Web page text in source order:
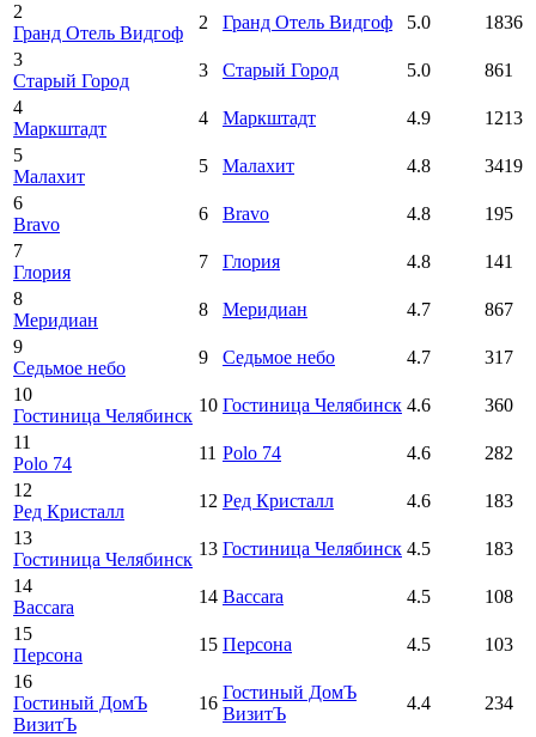
2
Гранд Отель Видгоф
2 Гранд Отель Видгоф 5.0
1836
3
Старый Город
3 Старый Город 5.0
861
4
Маркштадт
4 Маркштадт 4.9
1213
5
Малахит
5 Малахит 4.8
3419
6
Bravo
6 Bravo 4.8
195
7
Глория
7 Глория 4.8
141
8
Меридиан
8 Меридиан 4.7
867
9
Седьмое небо
9 Седьмое небо 4.7
317
10
Гостиница Челябинск
10 Гостиница Челябинск 4.6
360
11
Polo 74
11 Polo 74 4.6
282
12
Ред Кристалл
12 Ред Кристалл 4.6
183
13
Гостиница Челябинск
13 Гостиница Челябинск 4.5
183
14
Baccara
14 Baccara 4.5
108
15
Персона
15 Персона 4.5
103
16
Гостиный ДомЪ
ВизитЪ
16
Гостиный ДомЪ
ВизитЪ
4.4 234